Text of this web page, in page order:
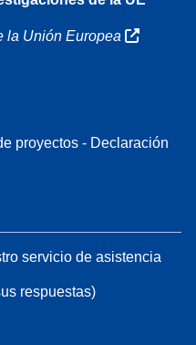
la Unión Europea
proyectos - Declaración
servicio de asistencia
respuestas)